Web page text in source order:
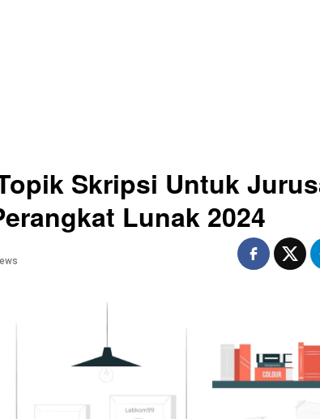
Skripsi Untuk
Lunak 2024